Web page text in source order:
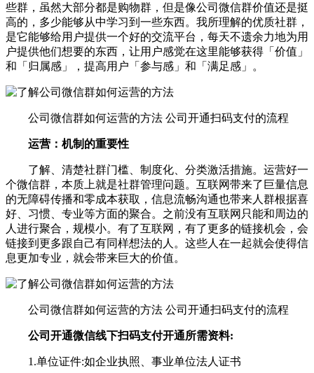
些群，虽然大部分都是购物群，但是像公司微信群价值还是挺
高的，多少能够从中学习到一些东西。我所理解的优质社群，
是它能够给用户提供一个好的交流平台，每天不遗余力地为用
户提供他们想要的东西，让用户感觉在这里能够获得「价值」
和「归属感」，提高用户「参与感」和「满足感」。
公司微信群如何运营的方法 公司开通扫码支付的流程
运营：机制的重要性
了解、清楚社群门槛、制度化、分类激活措施。运营好一
个微信群，本质上就是社群管理问题。互联网带来了巨量信息
的无障碍传播和零成本获取，信息流畅沟通也带来人群根据喜
好、习惯、专业等方面的聚合。之前没有互联网只能和周边的
人进行聚合，规模小。有了互联网，有了更多的链接机会，会
链接到更多跟自己有同样想法的人。这些人在一起就会使得信
息更加专业，就会带来巨大的价值。
公司微信群如何运营的方法 公司开通扫码支付的流程
公司开通微信线下扫码支付开通所需资料:
1.单位证件:如企业执照、事业单位法人证书